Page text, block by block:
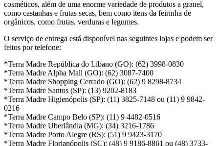
cosméticos, além de uma enorme variedade de produtos a granel,
como castanhas e frutas secas, bem como itens da feirinha de
orgânicos, como frutas, verduras e legumes.
O serviço de entrega está disponível nas seguintes lojas e podem ser
feitos por telefone:
*Terra Madre República do Líbano (GO): (62) 3998-0830
*Terra Madre Alpha Mall (GO): (62) 3087-7400
*Terra Madre Shopping Cerrado (GO): (62) 9 8298-8734
*Terra Madre Santos (SP): (13) 9202-8183
*Terra Madre Higienópolis (SP): (11) 3825-7148 ou (11) 9 9842-
0216
*Terra Madre Campo Belo (SP): (11) 9 4482-0516
*Terra Madre Uberlândia (MG): (34) 3216-1786
*Terra Madre Porto Alegre (RS): (51) 9 9423-3170
*Terra Madre Florianópolis (SC): (48) 9 9186-8861 ou (48) 3733-